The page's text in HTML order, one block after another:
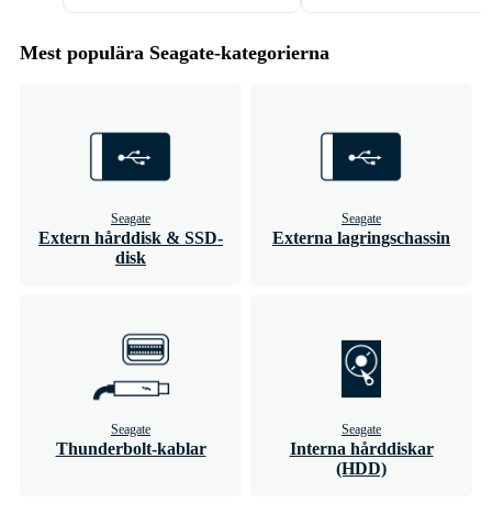
Mest populära Seagate-kategorierna
Seagate
Extern hårddisk & SSD-
disk
Seagate
Externa lagringschassin
Seagate
Thunderbolt-kablar
Seagate
Interna hårddiskar
(HDD)